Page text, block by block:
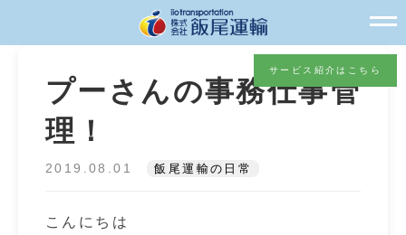
サービス紹介はこちら
プーさんの事務仕事管
理！
2019.08.01 飯尾運輸の日常
こんにちは